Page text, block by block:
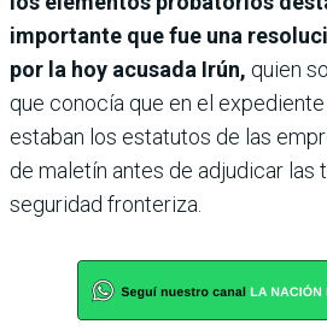
importante que fue una
por la hoy acusada Irún, quien
que conocía que en el
estaban los estatutos de las
de maletín antes de adjudicar las
seguridad fronteriza.